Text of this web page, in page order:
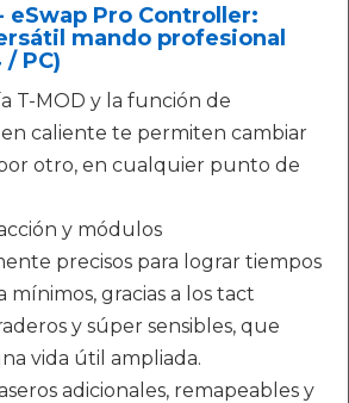
Pro Controller:
mando profesional
PC)
T-MOD y la función de
caliente te permiten cambiar
otro, en cualquier punto de
y módulos
precisos para lograr tiempos
mínimos, gracias a los tact
y súper sensibles, que
vida útil ampliada.
adicionales, remapeables y